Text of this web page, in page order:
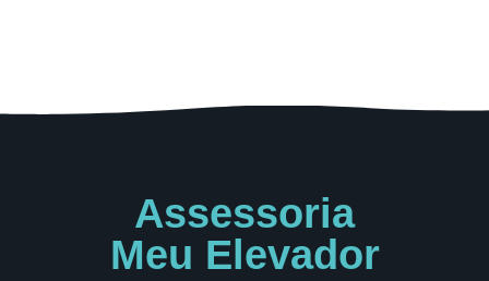
Assessoria
Meu Elevador